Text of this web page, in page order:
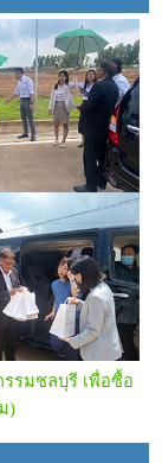
รมชลบุรี เพื่อซื้อ
)